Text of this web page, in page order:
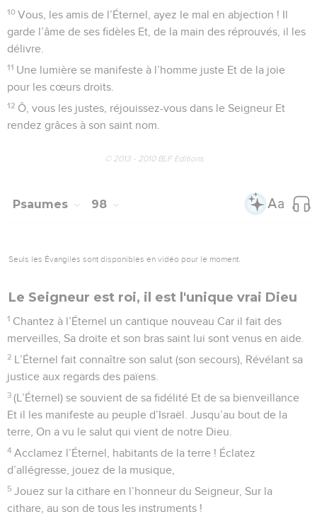
10 Vous, les amis de l’Éternel, ayez le mal en abjection ! Il
garde l’âme de ses fidèles Et, de la main des réprouvés, il les
délivre.
11 Une lumière se manifeste à l’homme juste Et de la joie
pour les cœurs droits.
12 Ô, vous les justes, réjouissez-vous dans le Seigneur Et
rendez grâces à son saint nom.
© 2013 - 2010 BLF Editions
Psaumes 98
Seuls les Évangiles sont disponibles en vidéo pour le moment.
Le Seigneur est roi, il est l'unique vrai Dieu
1 Chantez à l’Éternel un cantique nouveau Car il fait des
merveilles, Sa droite et son bras saint lui sont venus en aide.
2 L’Éternel fait connaître son salut (son secours), Révélant sa
justice aux regards des païens.
3 (L’Éternel) se souvient de sa fidélité Et de sa bienveillance
Et il les manifeste au peuple d’Israël. Jusqu’au bout de la
terre, On a vu le salut qui vient de notre Dieu.
4 Acclamez l’Éternel, habitants de la terre ! Éclatez
d’allégresse, jouez de la musique,
5 Jouez sur la cithare en l’honneur du Seigneur, Sur la
cithare, au son de tous les instruments !